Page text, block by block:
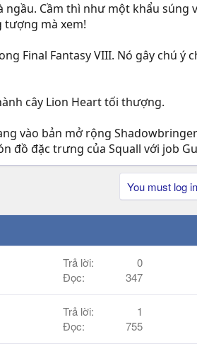
Cầm thì như một khẩu súng
tượng mà xem!
Final Fantasy VIII. Nó gây chú ý
cây Lion Heart tối thượng.
vào bản mở rộng
đồ đặc trưng của Squall với job
You must log
Trả lời
0
Đọc
347
Trả lời
1
Đọc
755